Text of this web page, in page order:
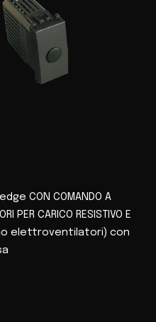
CON COMANDO A
PER CARICO RESISTIVO E
(no elettroventilatori) con